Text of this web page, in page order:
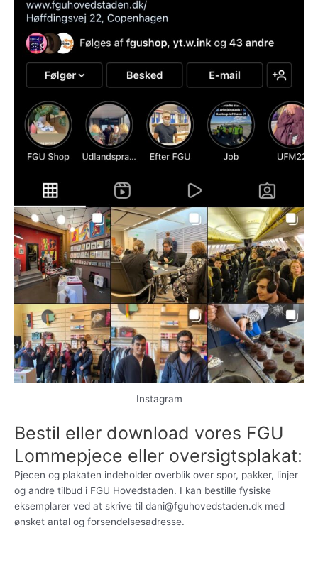
Instagram
Bestil eller download vores FGU
Lommepjece eller oversigtsplakat:
Pjecen og plakaten indeholder overblik over spor, pakker, linjer
og andre tilbud i FGU Hovedstaden. I kan bestille fysiske
eksemplarer ved at skrive til dani@fguhovedstaden.dk med
ønsket antal og forsendelsesadresse.